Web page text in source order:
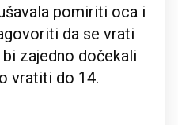
pomiriti oca i
da se vrati
zajedno dočekali
vratiti do 14.